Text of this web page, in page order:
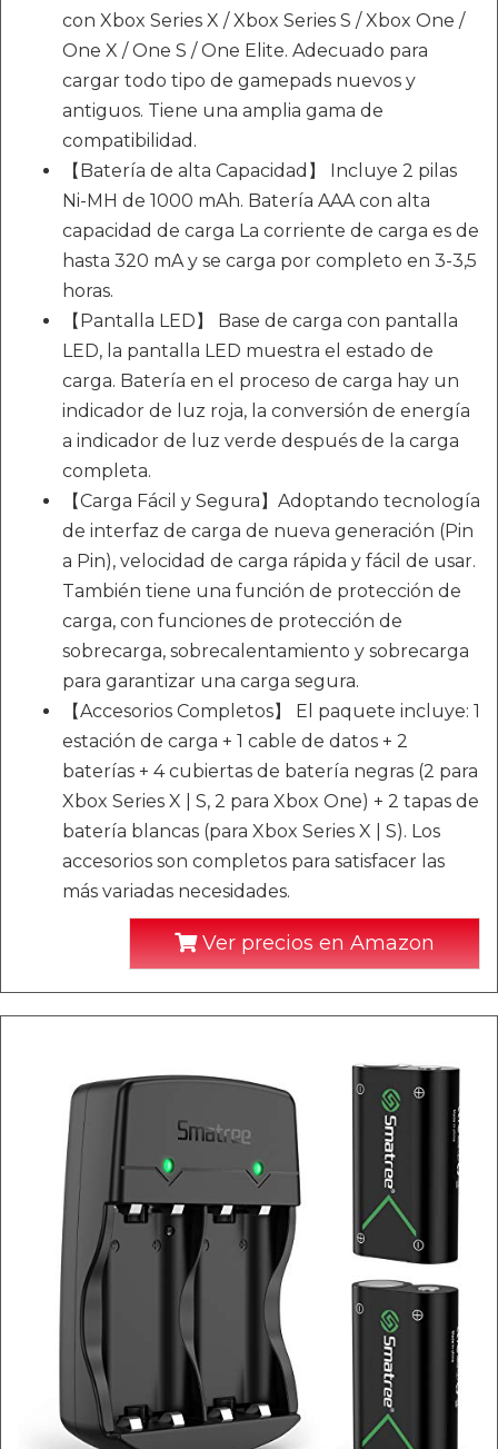
con Xbox Series X / Xbox Series S / Xbox One /
One X / One S / One Elite. Adecuado para
cargar todo tipo de gamepads nuevos y
antiguos. Tiene una amplia gama de
compatibilidad.
【Batería de alta Capacidad】 Incluye 2 pilas
Ni-MH de 1000 mAh. Batería AAA con alta
capacidad de carga La corriente de carga es de
hasta 320 mA y se carga por completo en 3-3,5
horas.
【Pantalla LED】 Base de carga con pantalla
LED, la pantalla LED muestra el estado de
carga. Batería en el proceso de carga hay un
indicador de luz roja, la conversión de energía
a indicador de luz verde después de la carga
completa.
【Carga Fácil y Segura】Adoptando tecnología
de interfaz de carga de nueva generación (Pin
a Pin), velocidad de carga rápida y fácil de usar.
También tiene una función de protección de
carga, con funciones de protección de
sobrecarga, sobrecalentamiento y sobrecarga
para garantizar una carga segura.
【Accesorios Completos】 El paquete incluye: 1
estación de carga + 1 cable de datos + 2
baterías + 4 cubiertas de batería negras (2 para
Xbox Series X | S, 2 para Xbox One) + 2 tapas de
batería blancas (para Xbox Series X | S). Los
accesorios son completos para satisfacer las
más variadas necesidades.
Ver precios en Amazon